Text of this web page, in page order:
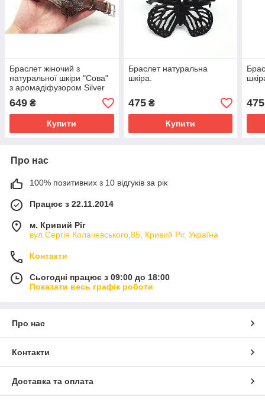
Браслет жіночий з
натуральної шкіри "Сова"
з аромадіфузором Silver
Taurus 9121/3.
649 ₴
Купити
Браслет натуральна
шкіра.
475₴
Купити
475
Про нас
100% позитивних з 10 відгуків за рік
Працює з 22.11.2014
м. Кривий Ріг
вул.Сергія Колачевського,85, Кривий Ріг, Україна
Контакти
Сьогодні працює з 09:00 до 18:00
Показати весь графік роботи
Про нас
Контакти
Доставка та оплата